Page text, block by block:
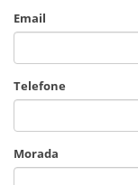
Email
Telefone
Morada